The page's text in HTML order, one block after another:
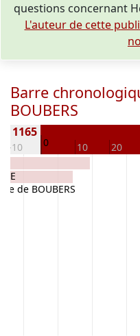
questions concernant
L'auteur de cette
Barre
BOUBERS
-10 0 10 20
1165
de BOUBERS